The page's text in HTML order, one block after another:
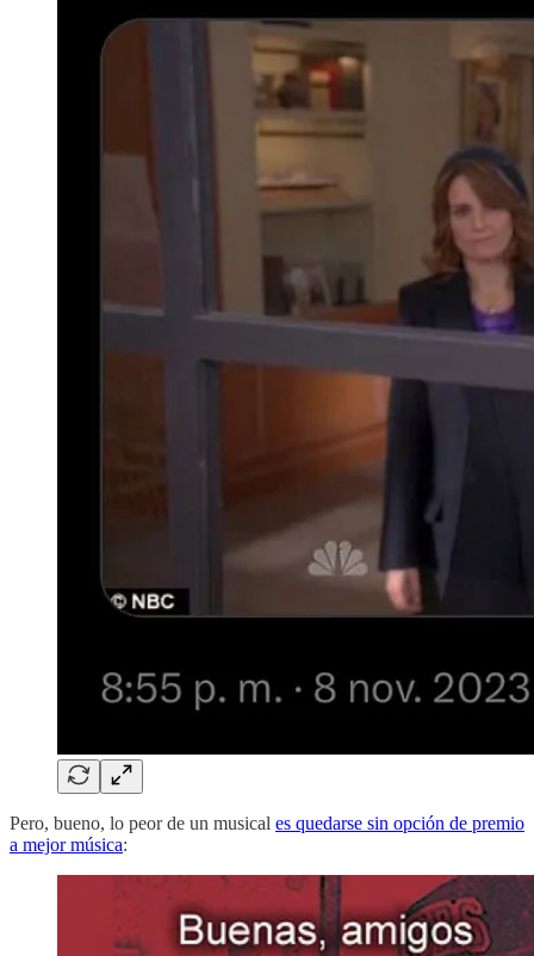
Pero, bueno, lo peor de un musical es quedarse sin opción de premio
a mejor música: